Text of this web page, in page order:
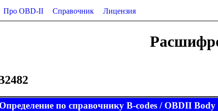
Про OBD-II Справочник Лицензия
по справочнику B-codes / OBDII Body